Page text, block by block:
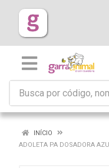
INÍCIO
ADOLETA PA DOSADORA